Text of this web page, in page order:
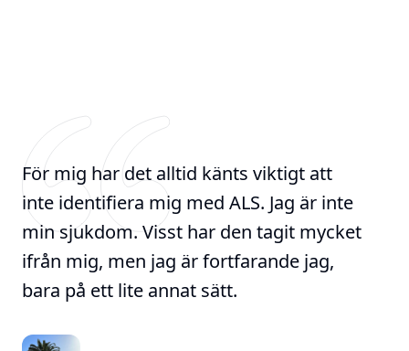
För mig har det alltid känts viktigt att
inte identifiera mig med ALS. Jag är inte
min sjukdom. Visst har den tagit mycket
ifrån mig, men jag är fortfarande jag,
bara på ett lite annat sätt.